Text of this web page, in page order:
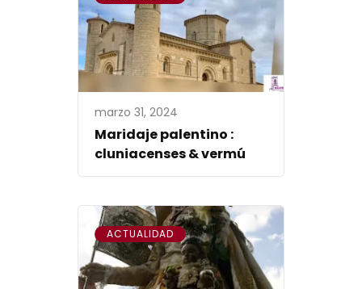
marzo 31, 2024
Maridaje palentino :
cluniacenses & vermú
ACTUALIDAD